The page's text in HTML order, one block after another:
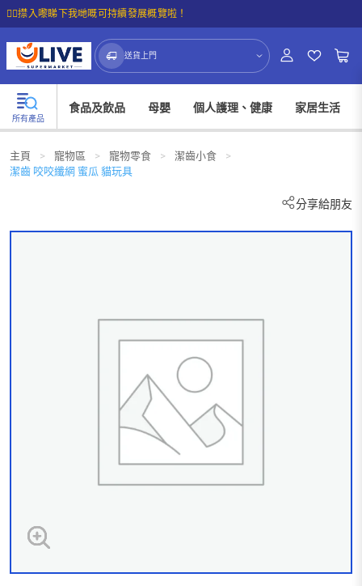
☝🏼㩒入嚟睇下我哋嘅可持續發展概覽啦！
送貨上門
所有產品
食品及飲品 母嬰 個人護理、健康 家居生活
主頁 > 寵物區 > 寵物零食 > 潔齒小食
>
潔齒 咬咬纖網 蜜瓜 貓玩具
分享給朋友